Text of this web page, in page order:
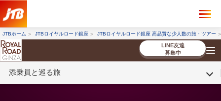
JTBホーム JTBロイヤルロード銀座 JTBロイヤルロード銀座 高品質な少人数の旅・ツアー
LINE友達
募集中
添乗員と巡る旅
条件から探す
条件から探す
ツアーを探す ×
海外ツアー 国内ツアー